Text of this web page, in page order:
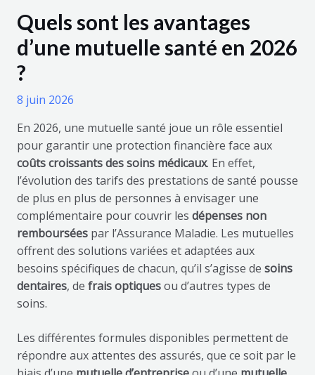
Quels sont les avantages
d’une mutuelle santé en 2026
?
8 juin 2026
En 2026, une mutuelle santé joue un rôle essentiel
pour garantir une protection financière face aux
coûts croissants des soins médicaux. En effet,
l’évolution des tarifs des prestations de santé pousse
de plus en plus de personnes à envisager une
complémentaire pour couvrir les dépenses non
rembourséespar l’Assurance Maladie. Les mutuelles
offrent des solutions variées et adaptées aux
besoins spécifiques de chacun, qu’il s’agisse de soins
dentaires, de frais optiquesou d’autres types de
soins.
Les différentes formules disponibles permettent de
répondre aux attentes des assurés, que ce soit par le